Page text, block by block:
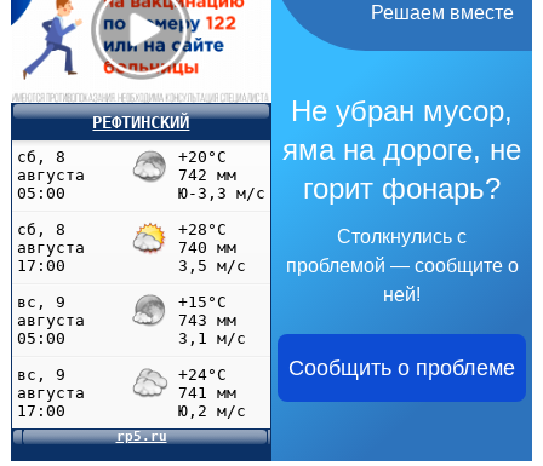
Решаем вместе
Не убран мусор,
яма на дороге, не
горит фонарь?
Столкнулись с
проблемой — сообщите о
ней!
Сообщить о проблеме
РЕФТИНСКИЙ